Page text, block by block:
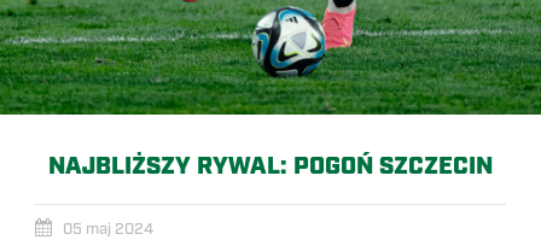
NAJBLIŻSZY RYWAL: POGOŃ SZCZECIN
05 maj 2024